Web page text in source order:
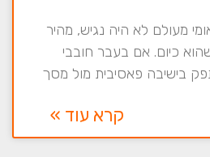
מעולם לא היה נגיש, מהיר
כיום. אם בעבר חובבי
בישיבה פאסיבית מול מסך
קרא עוד »